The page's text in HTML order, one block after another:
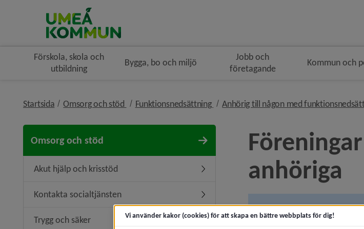
Förskola, skola och
utbildning
Bygga, bo och miljö
Jobb och
företagande
Kommun och
Startsida Omsorg och stöd nivå i brödsmulenavigeringen
Funktionsnedsättning nivå i brödsmulenavigeringen
Anhörig till någon med
Omsorg och stöd
Akut hjälp och krisstöd Undermeny för Akut hjälp och krisstöd
Kontakta socialtjänsten Undermeny för Kontakta socialtjänsten
Trygg och säker
anhöriga
Aktiviteter via
Vi använder kakor (cookies) för att skapa en bättre webbplats för dig!